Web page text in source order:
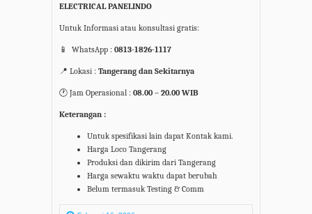
ELECTRICAL PANELINDO
Untuk Informasi atau konsultasi gratis:
📱 WhatsApp : 0813-1826-1117
📍 Lokasi : Tangerang dan Sekitarnya
🕐 Jam Operasional : 08.00 – 20.00 WIB
Keterangan :
Untuk spesifikasi lain dapat Kontak kami.
Harga Loco Tangerang
Produksi dan dikirim dari Tangerang
Harga sewaktu waktu dapat berubah
Belum termasuk Testing & Comm